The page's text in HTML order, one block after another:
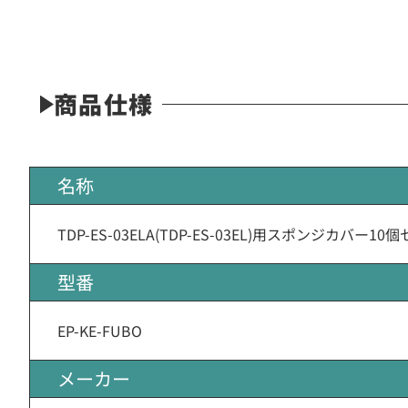
商品仕様
名称
TDP-ES-03ELA(TDP-ES-03EL)用スポンジカバー10個
型番
EP-KE-FUBO
メーカー